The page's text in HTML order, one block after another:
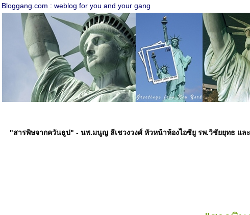
Bloggang.com : weblog for you and your gang
"สารพิษจากควันธูป" - นพ.มนูญ ลีเชวงวงศ์ หัวหน้าห้องไอซียู รพ.วิชัยยุทธ แ